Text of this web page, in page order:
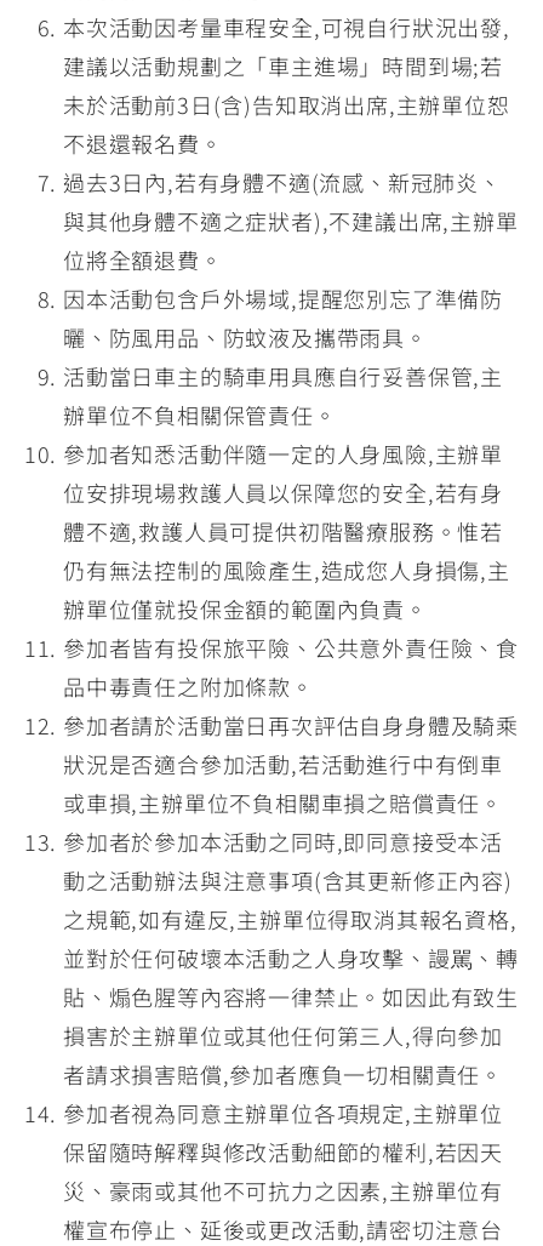
本次活動因考量車程安全,可視自行狀況出發,
建議以活動規劃之「車主進場」時間到場;若
未於活動前3日(含)告知取消出席,主辦單位恕
不退還報名費。
過去3日內,若有身體不適(流感、新冠肺炎、
與其他身體不適之症狀者),不建議出席,主辦單
位將全額退費。
因本活動包含戶外場域,提醒您別忘了準備防
曬、防風用品、防蚊液及攜帶雨具。
活動當日車主的騎車用具應自行妥善保管,主
辦單位不負相關保管責任。
參加者知悉活動伴隨一定的人身風險,主辦單
位安排現場救護人員以保障您的安全,若有身
體不適,救護人員可提供初階醫療服務。惟若
仍有無法控制的風險產生,造成您人身損傷,主
辦單位僅就投保金額的範圍內負責。
參加者皆有投保旅平險、公共意外責任險、食
品中毒責任之附加條款。
參加者請於活動當日再次評估自身身體及騎乘
狀況是否適合參加活動,若活動進行中有倒車
或車損,主辦單位不負相關車損之賠償責任。
參加者於參加本活動之同時,即同意接受本活
動之活動辦法與注意事項(含其更新修正內容)
之規範,如有違反,主辦單位得取消其報名資格,
並對於任何破壞本活動之人身攻擊、謾駡、轉
貼、煽色腥等內容將一律禁止。如因此有致生
損害於主辦單位或其他任何第三人,得向參加
者請求損害賠償,參加者應負一切相關責任。
參加者視為同意主辦單位各項規定,主辦單位
保留隨時解釋與修改活動細節的權利,若因天
災、豪雨或其他不可抗力之因素,主辦單位有
權宣布停止、延後或更改活動,請密切注意台